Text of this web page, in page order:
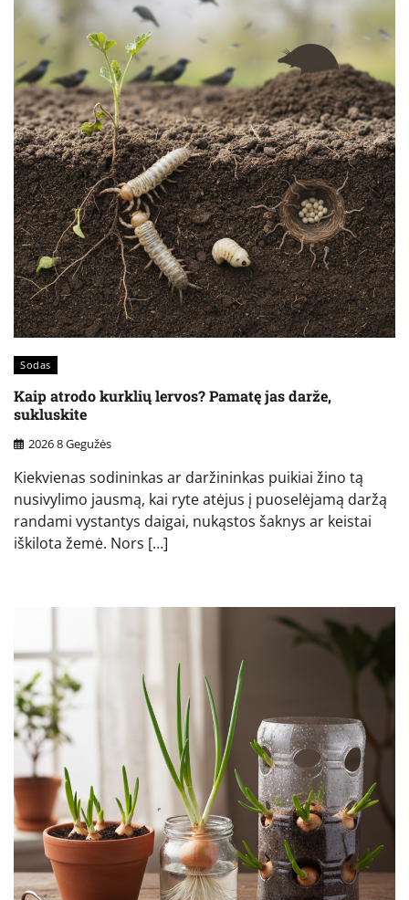
Sodas
Kaip atrodo kurklių lervos? Pamatę jas darže,
sukluskite
2026 8 Gegužės
Kiekvienas sodininkas ar daržininkas puikiai žino tą
nusivylimo jausmą, kai ryte atėjus į puoselėjamą daržą
randami vystantys daigai, nukąstos šaknys ar keistai
iškilota žemė. Nors […]